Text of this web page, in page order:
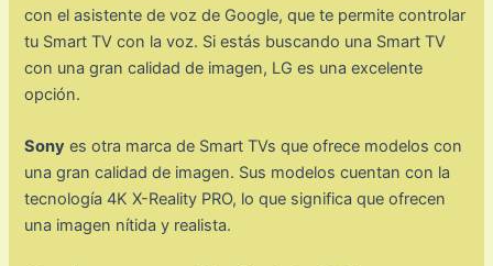
con el asistente de voz de Google, que te permite controlar
tu Smart TV con la voz. Si estás buscando una Smart TV
con una gran calidad de imagen, LG es una excelente
opción.
Sony es otra marca de Smart TVs que ofrece modelos con
una gran calidad de imagen. Sus modelos cuentan con la
tecnología 4K X-Reality PRO, lo que significa que ofrecen
una imagen nítida y realista.